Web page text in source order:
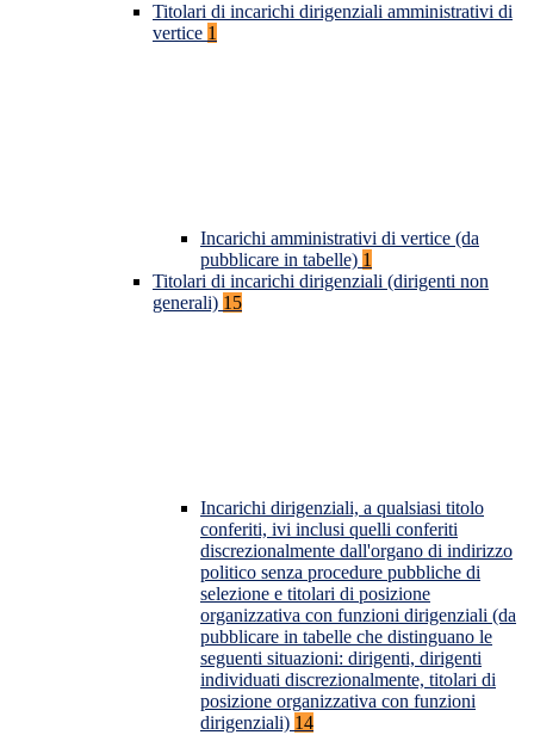
Titolari di incarichi dirigenziali amministrativi di
vertice 1
Incarichi amministrativi di vertice (da
pubblicare in tabelle) 1
Titolari di incarichi dirigenziali (dirigenti non
generali) 15
Incarichi dirigenziali, a qualsiasi titolo
conferiti, ivi inclusi quelli conferiti
discrezionalmente dall'organo di indirizzo
politico senza procedure pubbliche di
selezione e titolari di posizione
organizzativa con funzioni dirigenziali (da
pubblicare in tabelle che distinguano le
seguenti situazioni: dirigenti, dirigenti
individuati discrezionalmente, titolari di
posizione organizzativa con funzioni
dirigenziali) 14